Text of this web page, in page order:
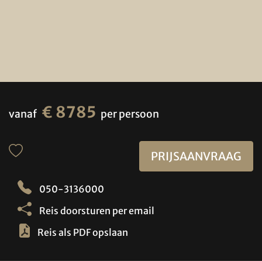
vanaf € 8785 per persoon
PRIJSAANVRAAG
050-3136000
Reis doorsturen per email
Reis als PDF opslaan